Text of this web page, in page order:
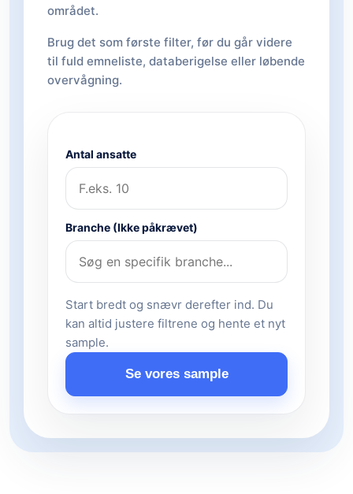
området.
Brug det som første filter, før du går videre
til fuld emneliste, databerigelse eller løbende
overvågning.
Antal ansatte
Branche (Ikke påkrævet)
Start bredt og snævr derefter ind. Du
kan altid justere filtrene og hente et nyt
sample.
Se vores sample